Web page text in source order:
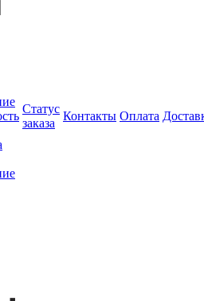
Статус
заказа
Контакты Оплата